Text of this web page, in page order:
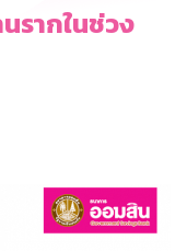
รากในช่วง